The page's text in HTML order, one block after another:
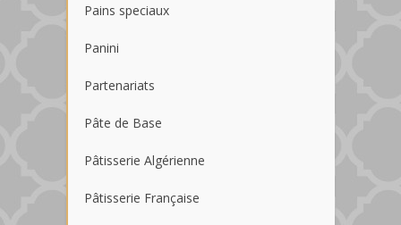
Pains speciaux
Panini
Partenariats
Pâte de Base
Pâtisserie Algérienne
Pâtisserie Française